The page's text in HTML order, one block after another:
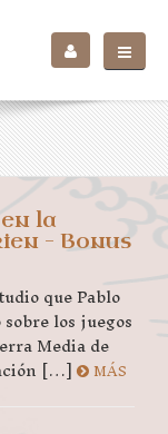
la
– Bonus
que Pablo
los juegos
Media de
[…] MÁS